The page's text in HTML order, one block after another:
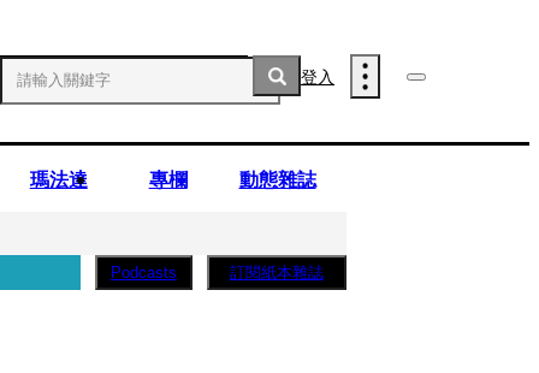
登入
瑪法達 專欄 動態雜誌
Podcasts 訂閱紙本雜誌